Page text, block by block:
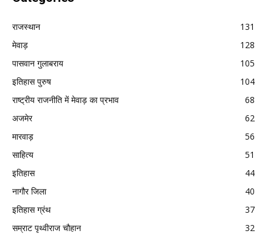
राजस्थान
131
मेवाड़
128
पासवान गुलाबराय
105
इतिहास पुरुष
104
राष्ट्रीय राजनीति में मेवाड़ का प्रभाव
68
अजमेर
62
मारवाड़
56
साहित्य
51
इतिहास
44
नागौर जिला
40
इतिहास ग्रंथ
37
सम्राट पृथ्वीराज चौहान
32